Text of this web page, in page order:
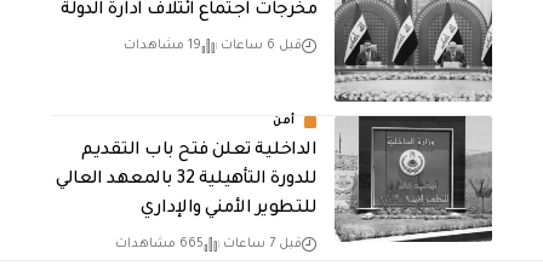
مخرجات اجتماع ائتلاف ادارة الدولة
قبل 6 ساعات 19 مشاهدات
أمن
الداخلية تعلن فتح باب التقديم
للدورة التأهيلية 32 بالمعهد العالي
للتطوير الأمني والإداري
قبل 7 ساعات 665 مشاهدات